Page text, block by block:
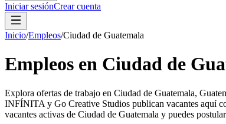
Iniciar sesiónCrear cuenta
Inicio/Empleos/Ciudad de Guatemala
Empleos en Ciudad de
Explora ofertas de trabajo en Ciudad de Guatemala,
INFÍNITA y Go Creative Studios publican vacantes aquí
vacantes activas de Ciudad de Guatemala y puedes